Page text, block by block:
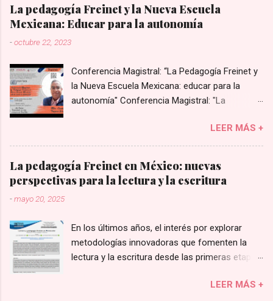
La pedagogía Freinet y la Nueva Escuela
Mexicana: Educar para la autonomía
-octubre 22, 2023
Conferencia Magistral: “La Pedagogía Freinet y
la Nueva Escuela Mexicana: educar para la
autonomía" Conferencia Magistral: "La
educar para la autonomía”, impartida por
Cenobio Popoca Ochoa.
LEER MÁS +
La pedagogía Freinet en México: nuevas
perspectivas para la lectura y la escritura
-mayo 20, 2025
En los últimos años, el interés por explorar
metodologías innovadoras que fomenten la
lectura y la escritura desde las primeras etapas
históricos con nuevas perspectivas. En este
LEER MÁS +